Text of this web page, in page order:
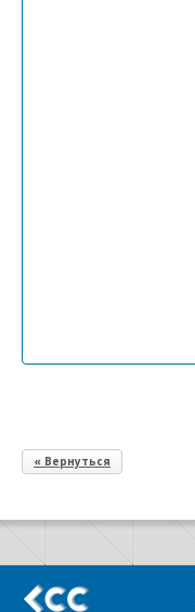
« Вернуться